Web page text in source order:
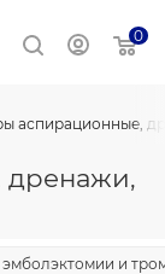
0
аспирационные,
дренажи,
эмболэктомии и